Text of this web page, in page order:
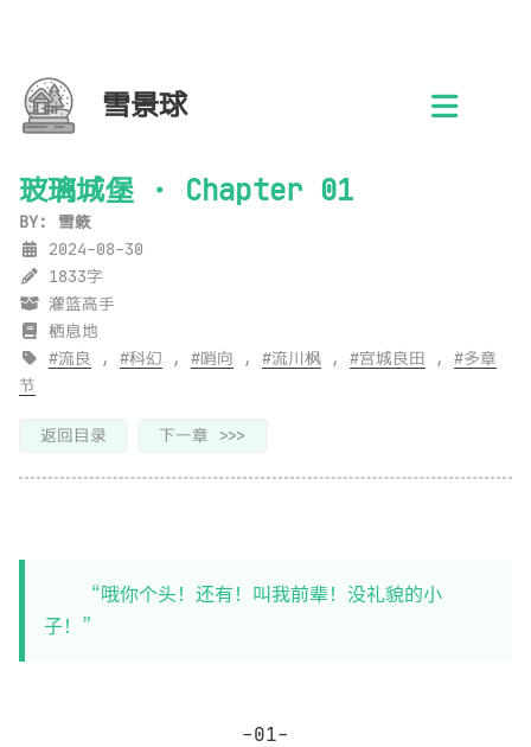
雪景球
玻璃城堡 · Chapter 01
BY: 雪簌
2024-08-30
1833字
灌篮高手
栖息地
流良
, 科幻 , 哨向 , 流川枫 , 宫城良田 ,
多章
节
返回目录 下一章 >>>
“哦你个头！还有！叫我前辈！没礼貌的小
子！”
-01-